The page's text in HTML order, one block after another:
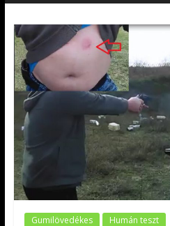
Gumilövedékes Humán teszt